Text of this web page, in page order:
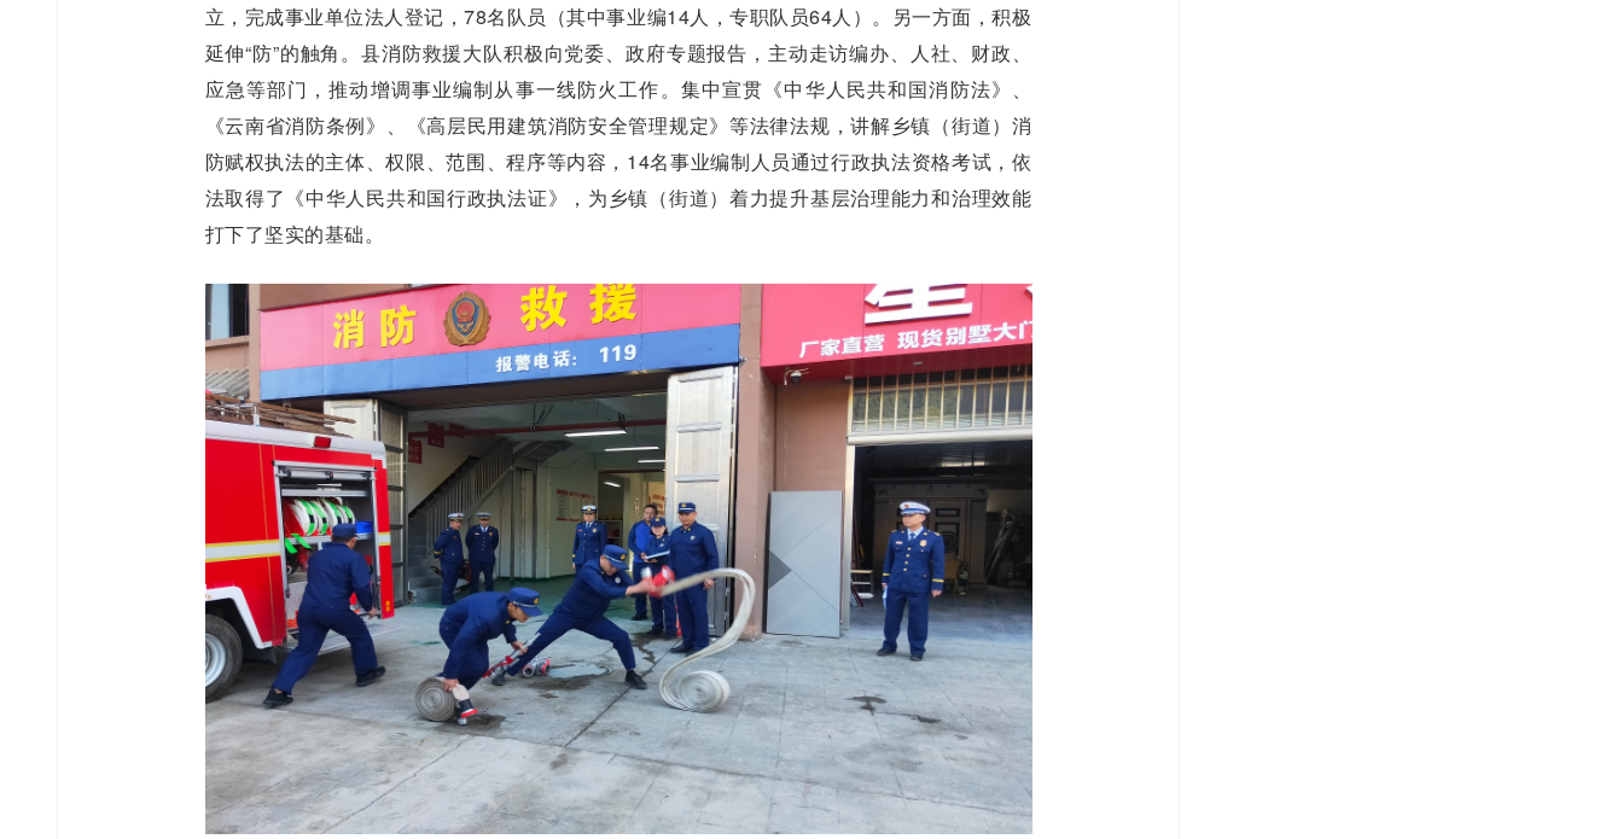
立，完成事业单位法人登记，78名队员（其中事业编14人，专职队员64人）。另一方面，积极
延伸“防”的触角。县消防救援大队积极向党委、政府专题报告，主动走访编办、人社、财政、
应急等部门，推动增调事业编制从事一线防火工作。集中宣贯《中华人民共和国消防法》、
《云南省消防条例》、《高层民用建筑消防安全管理规定》等法律法规，讲解乡镇（街道）消
防赋权执法的主体、权限、范围、程序等内容，14名事业编制人员通过行政执法资格考试，依
法取得了《中华人民共和国行政执法证》，为乡镇（街道）着力提升基层治理能力和治理效能
打下了坚实的基础。